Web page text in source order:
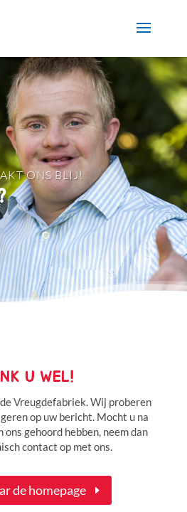
ONS BLIJ!
U WEL!
Vreugdefabriek. Wij proberen
op uw bericht. Mocht u na
gehoord hebben, neem dan
contact op met ons.
de homepage